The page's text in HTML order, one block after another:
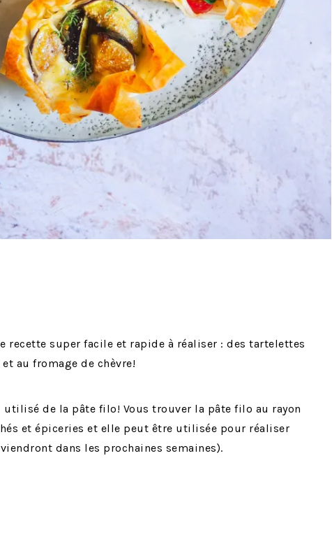
recette super facile et rapide à réaliser : des tartelettes
au fromage de chèvre!
utilisé de la pâte filo! Vous trouver la pâte filo au rayon
et épiceries et elle peut être utilisée pour réaliser
dans les prochaines semaines).